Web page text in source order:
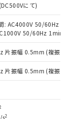
にて)
: AC4000V 50/60Hz
50/60Hz 1min
片振幅 0.5mm (複振幅
片振幅 0.5mm (複振幅
s2
準価格
ので
には、
果は、
り、閲
および標
とをご
で、有
として
などや
、 カド
フェニル
ーテル類
RoHSの
RoHSの
。
へお問
カドミウ
化ビフェ
、外国
る商品
を輸出
、日本
引許
きを